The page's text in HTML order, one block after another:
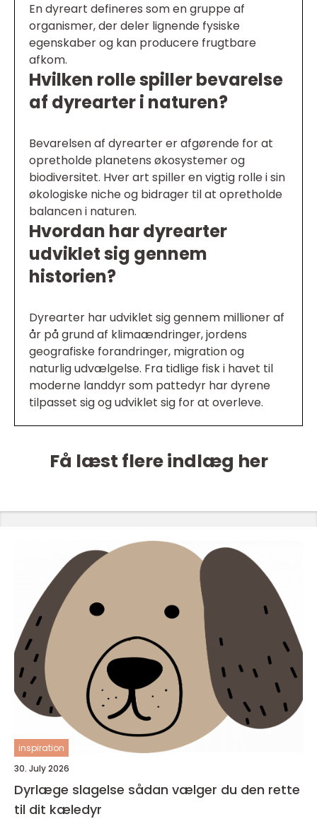
En dyreart defineres som en gruppe af
organismer, der deler lignende fysiske
egenskaber og kan producere frugtbare
afkom.
Hvilken rolle spiller bevarelse
af dyrearter i naturen?
Bevarelsen af dyrearter er afgørende for at
opretholde planetens økosystemer og
biodiversitet. Hver art spiller en vigtig rolle i sin
økologiske niche og bidrager til at opretholde
balancen i naturen.
Hvordan har dyrearter
udviklet sig gennem
historien?
Dyrearter har udviklet sig gennem millioner af
år på grund af klimaændringer, jordens
geografiske forandringer, migration og
naturlig udvælgelse. Fra tidlige fisk i havet til
moderne landdyr som pattedyr har dyrene
tilpasset sig og udviklet sig for at overleve.
Få læst flere indlæg her
inspiration
30. July 2026
Dyrlæge slagelse sådan vælger du den rette
til dit kæledyr